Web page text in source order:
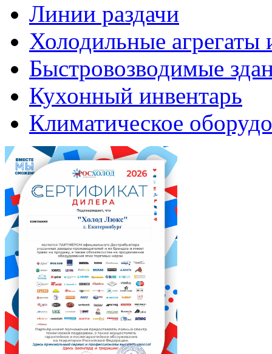
Линии раздачи
Холодильные агрегаты
Быстровозводимые
Кухонный инвентарь
Климатическое